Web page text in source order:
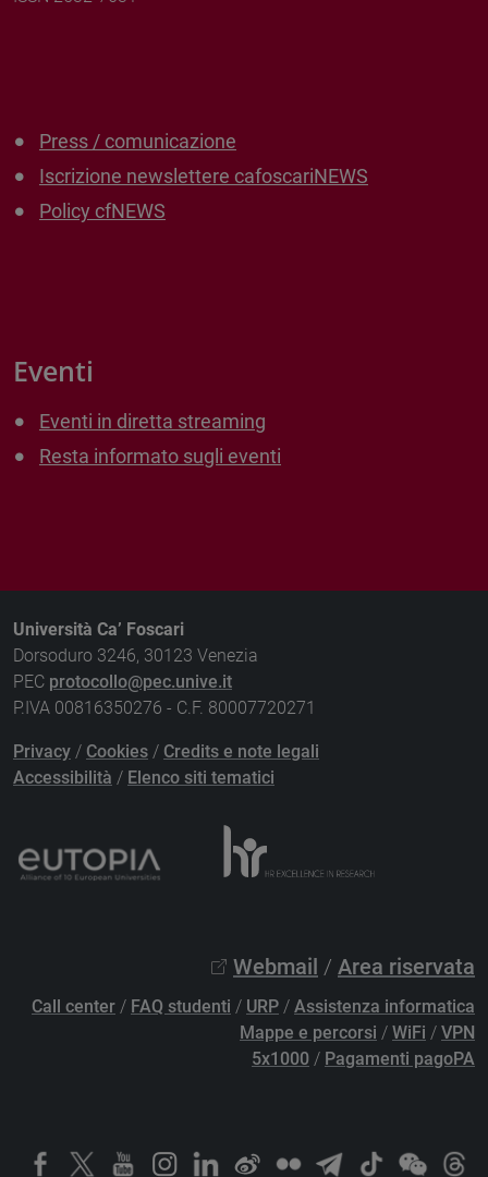
Press / comunicazione
Iscrizione newslettere cafoscariNEWS
Policy cfNEWS
Eventi
Eventi in diretta streaming
Resta informato sugli eventi
Università Ca’ Foscari
Dorsoduro 3246, 30123 Venezia
PEC protocollo@pec.unive.it
P.IVA 00816350276 - C.F. 80007720271
Privacy / Cookies / Credits e note legali
Accessibilità / Elenco siti tematici
Webmail / Area riservata
Call center / FAQ studenti / URP / Assistenza informatica
Mappe e percorsi / WiFi / VPN
5x1000 / Pagamenti pagoPA